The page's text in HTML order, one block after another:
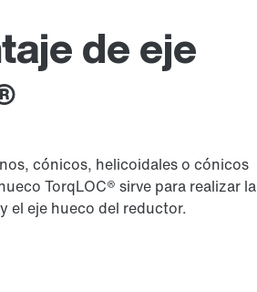
de eje
cónicos, helicoidales o cónicos
TorqLOC® sirve para realizar la
el eje hueco del reductor.